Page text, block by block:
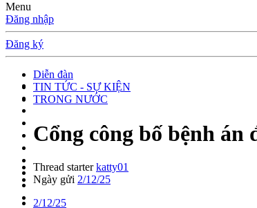
Menu
Đăng nhập
Đăng ký
Diễn đàn
TIN TỨC - SỰ KIỆN
TRONG NƯỚC
Cổng công bố bệnh án
Thread starter katty01
Ngày gửi 2/12/25
2/12/25